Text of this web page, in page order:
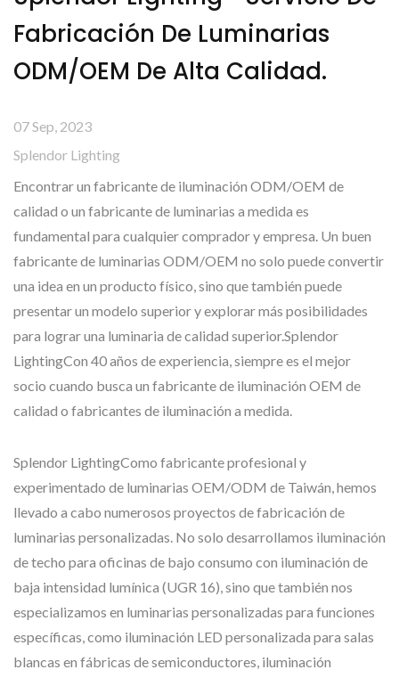
Fabricación De Luminarias
ODM/OEM De Alta Calidad.
07 Sep, 2023
Splendor Lighting
Encontrar un fabricante de iluminación ODM/OEM de
calidad o un fabricante de luminarias a medida es
fundamental para cualquier comprador y empresa. Un buen
fabricante de luminarias ODM/OEM no solo puede convertir
una idea en un producto físico, sino que también puede
presentar un modelo superior y explorar más posibilidades
para lograr una luminaria de calidad superior.Splendor
LightingCon 40 años de experiencia, siempre es el mejor
socio cuando busca un fabricante de iluminación OEM de
calidad o fabricantes de iluminación a medida.
Splendor LightingComo fabricante profesional y
experimentado de luminarias OEM/ODM de Taiwán, hemos
llevado a cabo numerosos proyectos de fabricación de
luminarias personalizadas. No solo desarrollamos iluminación
de techo para oficinas de bajo consumo con iluminación de
baja intensidad lumínica (UGR 16), sino que también nos
especializamos en luminarias personalizadas para funciones
específicas, como iluminación LED personalizada para salas
blancas en fábricas de semiconductores, iluminación